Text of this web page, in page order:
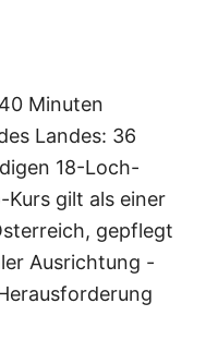
Minuten
Landes: 36
18-Loch-
Kurs gilt als einer
gepflegt
Ausrichtung -